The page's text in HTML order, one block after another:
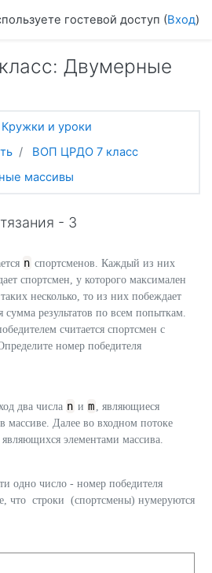
гостевой доступ (Вход)
Двумерные
Кружки и уроки
ВОП ЦРДО 7 класс
массивы
- 3
n спортcменов. Каждый из них
спортсмен, у которого максимален
несколько, то из них побеждает
сумма результатов по всем попыткам.
считается спортсмен с
номер победителя
два числа n и m
, являющиеся
массиве. Далее во входном потоке
являющихся элементами массива.
одно число - номер победителя
что строки (спортсмены) нумеруются